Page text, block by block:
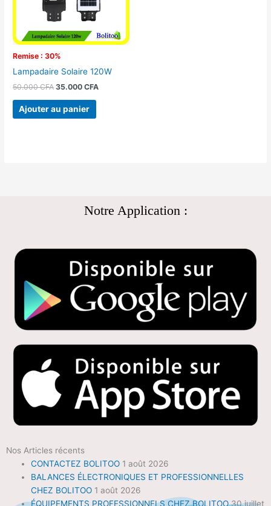
Remise : 30%
Lampadaire Solaire 120W
50.000CFA 35.000CFA
Ajouter au panier
Notre Application :
Nos Articles récents
CONTACTEZ BOLITOO 1 août 2026
BALANCES ÉLECTRONIQUES ET PROFESSIONNELLES
CHEZ BOLITOO 1 août 2026
ÉQUIPEMENTS PROFESSIONNELS CHEZ BOLITOO 30 juillet